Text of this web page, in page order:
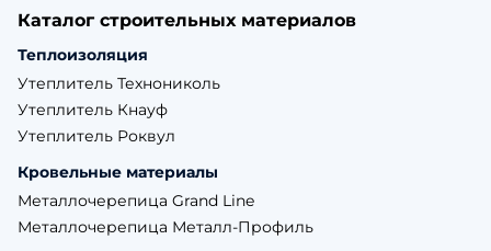
Каталог строительных материалов
Теплоизоляция
Утеплитель Технониколь
Утеплитель Кнауф
Утеплитель Роквул
Кровельные материалы
Металлочерепица Grand Line
Металлочерепица Металл-Профиль